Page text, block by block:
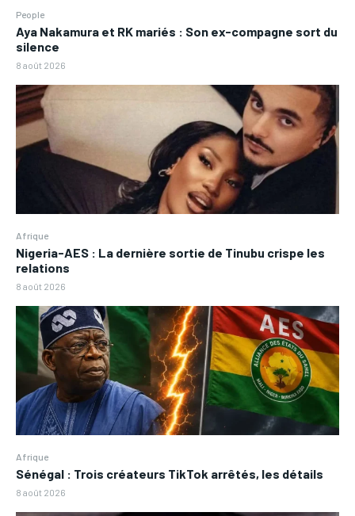
People
Aya Nakamura et RK mariés : Son ex-compagne sort du
silence
8 août 2026
Afrique
Nigeria-AES : La dernière sortie de Tinubu crispe les
relations
8 août 2026
Afrique
Sénégal : Trois créateurs TikTok arrêtés, les détails
8 août 2026